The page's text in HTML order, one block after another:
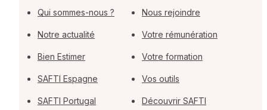
Qui sommes-nous ?
Notre actualité
Bien Estimer
SAFTI Espagne
SAFTI Portugal
Nous rejoindre
Votre rémunération
Votre formation
Vos outils
Découvrir SAFTI